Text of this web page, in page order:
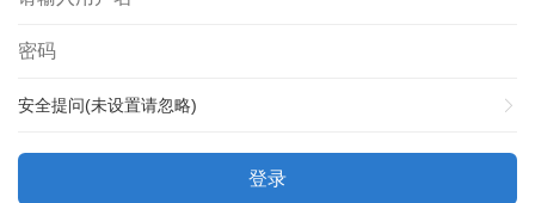
安全提问(未设置请忽略)
登录